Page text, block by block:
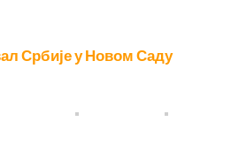
Србије у Новом Саду